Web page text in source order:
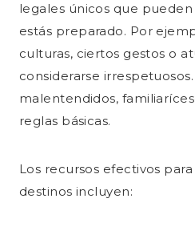
legales únicos que
estás preparado. Por
culturas, ciertos gestos o
considerarse
malentendidos,
reglas básicas.
Los recursos efectivos
destinos incluyen: